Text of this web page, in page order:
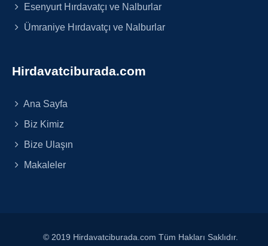
Esenyurt Hırdavatçı ve Nalburlar
Ümraniye Hırdavatçı ve Nalburlar
Hirdavatciburada.com
Ana Sayfa
Biz Kimiz
Bize Ulaşın
Makaleler
© 2019 Hirdavatciburada.com Tüm Hakları Saklıdır.